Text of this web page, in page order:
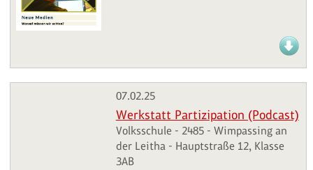
07.02.25
Werkstatt Partizipation (Podcast)
Volksschule - 2485 - Wimpassing an
der Leitha - Hauptstraße 12, Klasse
3AB